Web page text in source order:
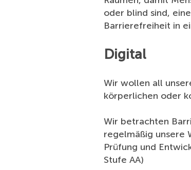
oder blind sind,
Barrierefreiheit in
Digital
Wir wollen all
körperlichen oder
Wir betrachten
regelmäßig unsere
Prüfung und
Stufe AA)